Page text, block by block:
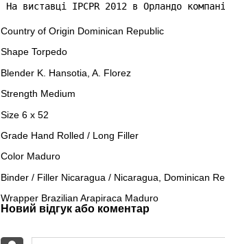
На виставці IPCPR 2012 в Орландо
Country of Origin Dominican Republic
Shape Torpedo
Blender K. Hansotia, A. Florez
Strength Medium
Size 6 x 52
Grade Hand Rolled / Long Filler
Color Maduro
Binder / Filler Nicaragua / Nicaragua, Dominican
Wrapper Brazilian Arapiraca Maduro
Новий відгук або коментар